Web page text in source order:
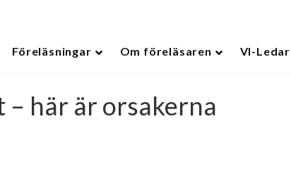
Föreläsningar Om föreläsaren VI-
– här är orsakerna